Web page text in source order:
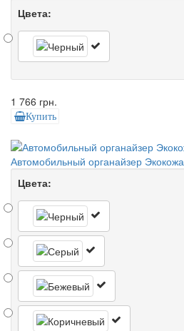
Цвета:
1 766 грн.
Купить
Автомобильный органайзер Экокожа
Цвета: